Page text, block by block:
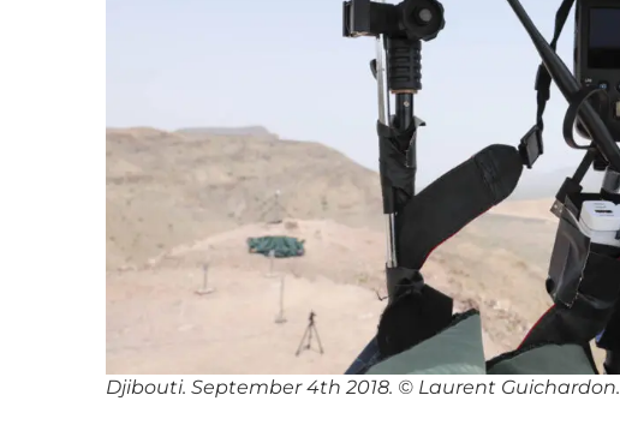
Djibouti. September 4th 2018. © Laurent Guichardon.